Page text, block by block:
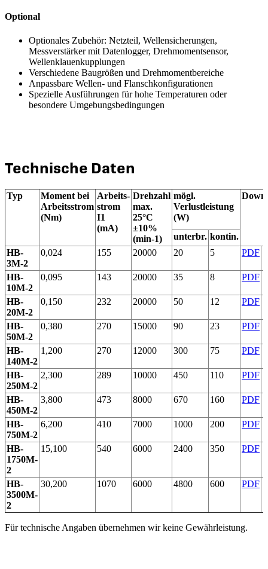
Optional
Optionales Zubehör: Netzteil, Wellensicherungen,
Messverstärker mit Datenlogger, Drehmomentsensor,
Wellenklauenkupplungen
Verschiedene Baugrößen und Drehmomentbereiche
Anpassbare Wellen- und Flanschkonfigurationen
Spezielle Ausführungen für hohe Temperaturen oder
besondere Umgebungsbedingungen
Technische Daten
Typ
Moment bei
Arbeitsstrom
(Nm)
Arbeits-
strom
I1
(mA)
Drehzahl
max.
25°C
±10%
(min-1)
mögl.
Verlustleistung
(W)
unterbr. kontin.
HB-
3M-2
0,024 155 20000 20 5 PDF
HB-
10M-2
0,095 143 20000 35 8 PDF
HB-
20M-2
0,150 232 20000 50 12 PDF
HB-
50M-2
0,380 270 15000 90 23 PDF
HB-
140M-2
1,200 270 12000 300 75 PDF
HB-
250M-2
2,300 289 10000 450 110 PDF
HB-
450M-2
3,800 473 8000 670 160 PDF
HB-
750M-2
6,200 410 7000 1000 200 PDF
HB-
1750M-
2
15,100 540 6000 2400 350 PDF
HB-
3500M-
2
30,200 1070 6000 4800 600 PDF
Für technische Angaben übernehmen wir keine Gewährleistung.